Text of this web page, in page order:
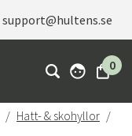
support@hultens.se
0
Hatt- & skohyllor